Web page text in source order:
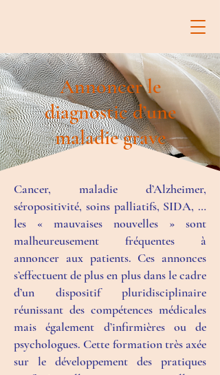
Annoncer le
diagnostic d’une
maladie grave
Cancer, maladie d’Alzheimer,
séropositivité, soins palliatifs, SIDA, …
les « mauvaises nouvelles » sont
malheureusement fréquentes à
annoncer aux patients. Ces annonces
s’effectuent de plus en plus dans le cadre
d’un dispositif pluridisciplinaire
réunissant des compétences médicales
mais également d’infirmières ou de
psychologues. Cette formation très axée
sur le développement des pratiques